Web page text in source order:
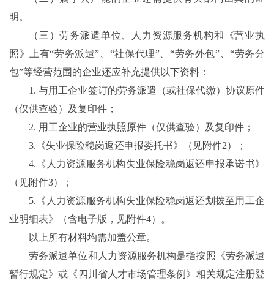
明。
（三）劳务派遣单位、人力资源服务机构和《营业执
照》上有“劳务派遣”、“社保代理”、“劳务外包”、“劳务分
包”等经营范围的企业还应补充提供以下资料：
1. 与用工企业签订的劳务派遣（或社保代缴）协议原件
（仅供查验）及复印件；
2. 用工企业的营业执照原件（仅供查验）及复印件；
3.《失业保险稳岗返还申报委托书》（见附件2）；
4.《人力资源服务机构失业保险稳岗返还申报承诺书》
（见附件3）；
5.《人力资源服务机构失业保险稳岗返还划拨至用工企
业明细表》（含电子版，见附件4）。
以上所有材料均需加盖公章。
劳务派遣单位和人力资源服务机构是指按照《劳务派遣
暂行规定》或《四川省人才市场管理条例》相关规定注册登